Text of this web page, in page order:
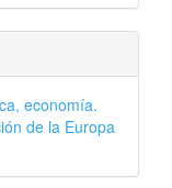
economía.
de la Europa